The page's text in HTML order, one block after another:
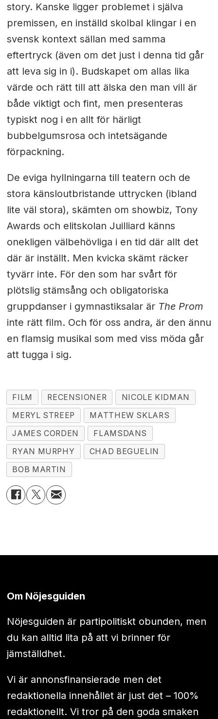
story. Kanske ligger problemet i själva
premissen, en inställd skolbal klingar i en
svensk kontext sällan med samma
eftertryck (även om det just i denna tid går
att leva sig in i). Budskapet om allas lika
värde och rätt till att älska den man vill är
både viktigt och fint, men presenteras
typiskt nog i en allt för härligt
bubbelgumsrosa och intetsägande
förpackning.
De eviga hyllningarna till teatern och de
stora känsloutbristande uttrycken (ibland
lite väl stora), skämten om showbiz, Tony
Awards och elitskolan Juilliard känns
onekligen välbehövliga i en tid där allt det
där är inställt. Men kvicka skämt räcker
tyvärr inte. För den som har svårt för
plötslig stämsång och obligatoriska
gruppdanser i gymnastiksalar är The Prom
inte rätt film. Och för oss andra, är den ännu
en flamsig musikal som med viss möda går
att tugga i sig.
FILM RECENSIONER
NICOLE KIDMAN
MERYL STREEP
MATTHEW SKLARS
JAMES CORDEN
FLAMSDANS
RYAN MURPHY
CHAD BEGUELIN
BOB MARTIN
Om Nöjesguiden
Nöjesguiden är partipolitiskt obunden, men
du kan alltid lita på att vi brinner för
jämställdhet.
Vi är annonsfinansierade men det
redaktionella innehållet är just det – 100%
redaktionellt. Vi tror på den goda smaken